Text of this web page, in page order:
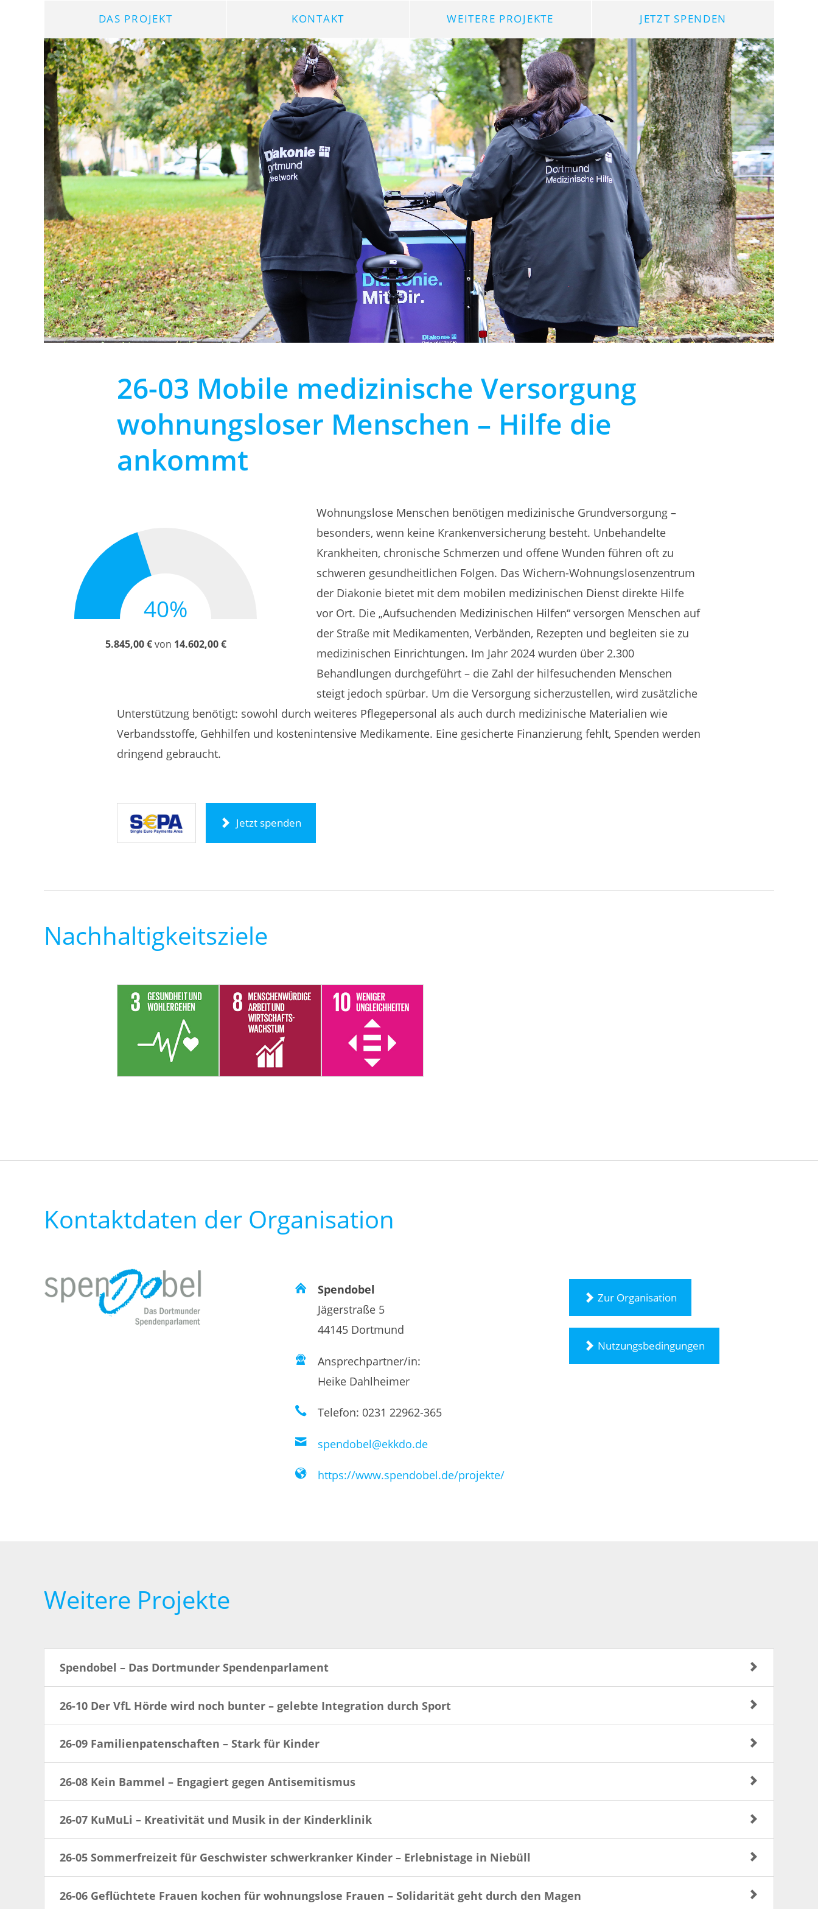
DAS PROJEKT KONTAKT WEITERE PROJEKTE JETZT SPENDEN
26-03 Mobile medizinische Versorgung
wohnungsloser Menschen – Hilfe die
ankommt
40%
5.845,00 €von 14.602,00 €
Wohnungslose Menschen benötigen medizinische Grundversorgung –
besonders, wenn keine Krankenversicherung besteht. Unbehandelte
Krankheiten, chronische Schmerzen und offene Wunden führen oft zu
schweren gesundheitlichen Folgen. Das Wichern-Wohnungslosenzentrum
der Diakonie bietet mit dem mobilen medizinischen Dienst direkte Hilfe
vor Ort. Die „Aufsuchenden Medizinischen Hilfen“ versorgen Menschen auf
der Straße mit Medikamenten, Verbänden, Rezepten und begleiten sie zu
medizinischen Einrichtungen. Im Jahr 2024 wurden über 2.300
Behandlungen durchgeführt – die Zahl der hilfesuchenden Menschen
steigt jedoch spürbar. Um die Versorgung sicherzustellen, wird zusätzliche
Unterstützung benötigt: sowohl durch weiteres Pflegepersonal als auch durch medizinische Materialien wie
Verbandsstoffe, Gehhilfen und kostenintensive Medikamente. Eine gesicherte Finanzierung fehlt, Spenden werden
dringend gebraucht.
Jetzt spenden
Nachhaltigkeitsziele
Kontaktdaten der Organisation
Spendobel
Jägerstraße 5
44145 Dortmund
Ansprechpartner/in:
Heike Dahlheimer
Telefon: 0231 22962-365
spendobel@ekkdo.de
https://www.spendobel.de/projekte/
Zur Organisation
Nutzungsbedingungen
Weitere Projekte
Spendobel – Das Dortmunder Spendenparlament
26-10 Der VfL Hörde wird noch bunter – gelebte Integration durch Sport
26-09 Familienpatenschaften – Stark für Kinder
26-08 Kein Bammel – Engagiert gegen Antisemitismus
26-07 KuMuLi – Kreativität und Musik in der Kinderklinik
26-05 Sommerfreizeit für Geschwister schwerkranker Kinder – Erlebnistage in Niebüll
26-06 Geflüchtete Frauen kochen für wohnungslose Frauen – Solidarität geht durch den Magen